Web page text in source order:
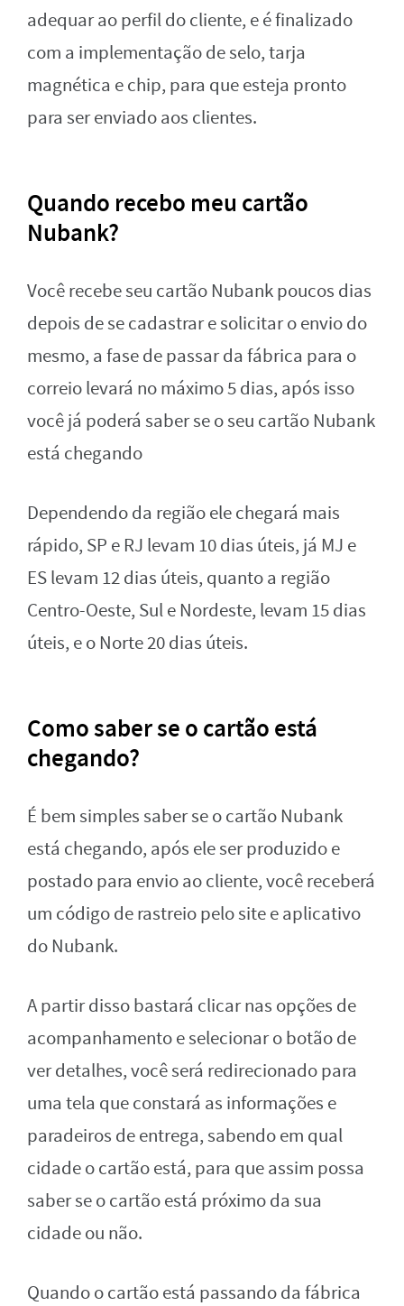
adequar ao perfil do cliente, e é finalizado
com a implementação de selo, tarja
magnética e chip, para que esteja pronto
para ser enviado aos clientes.
Quando recebo meu cartão
Nubank?
Você recebe seu cartão Nubank poucos dias
depois de se cadastrar e solicitar o envio do
mesmo, a fase de passar da fábrica para o
correio levará no máximo 5 dias, após isso
você já poderá saber se o seu cartão Nubank
está chegando
Dependendo da região ele chegará mais
rápido, SP e RJ levam 10 dias úteis, já MJ e
ES levam 12 dias úteis, quanto a região
Centro-Oeste, Sul e Nordeste, levam 15 dias
úteis, e o Norte 20 dias úteis.
Como saber se o cartão está
chegando?
É bem simples saber se o cartão Nubank
está chegando, após ele ser produzido e
postado para envio ao cliente, você receberá
um código de rastreio pelo site e aplicativo
do Nubank.
A partir disso bastará clicar nas opções de
acompanhamento e selecionar o botão de
ver detalhes, você será redirecionado para
uma tela que constará as informações e
paradeiros de entrega, sabendo em qual
cidade o cartão está, para que assim possa
saber se o cartão está próximo da sua
cidade ou não.
Quando o cartão está passando da fábrica